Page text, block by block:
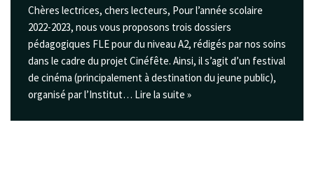
Chères lectrices, chers lecteurs, Pour l’année scolaire
2022-2023, nous vous proposons trois dossiers
pédagogiques FLE pour du niveau A2, rédigés par nos soins
dans le cadre du projet Cinéfête. Ainsi, il s’agit d’un festival
de cinéma (principalement à destination du jeune public),
organisé par l’Institut… Lire la suite »